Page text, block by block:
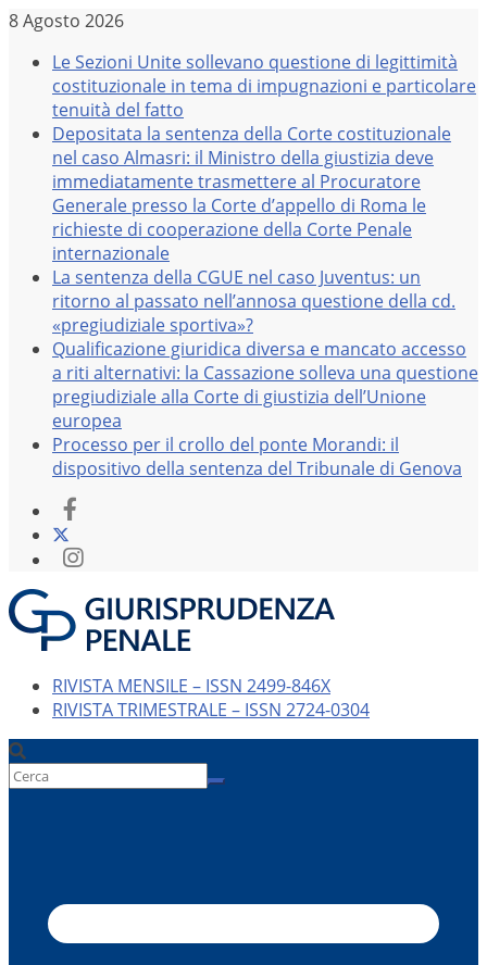
Salta
contenuto
8 Agosto 2026
Le Sezioni Unite sollevano questione di legittimità
costituzionale in tema di impugnazioni e particolare
tenuità del fatto
Depositata la sentenza della Corte costituzionale
nel caso Almasri: il Ministro della giustizia deve
immediatamente trasmettere al Procuratore
Generale presso la Corte d’appello di Roma le
richieste di cooperazione della Corte Penale
internazionale
La sentenza della CGUE nel caso Juventus: un
ritorno al passato nell’annosa questione della cd.
«pregiudiziale sportiva»?
Qualificazione giuridica diversa e mancato accesso
a riti alternativi: la Cassazione solleva una questione
pregiudiziale alla Corte di giustizia dell’Unione
europea
Processo per il crollo del ponte Morandi: il
dispositivo della sentenza del Tribunale di Genova
RIVISTA MENSILE – ISSN 2499-846X
RIVISTA TRIMESTRALE – ISSN 2724-0304